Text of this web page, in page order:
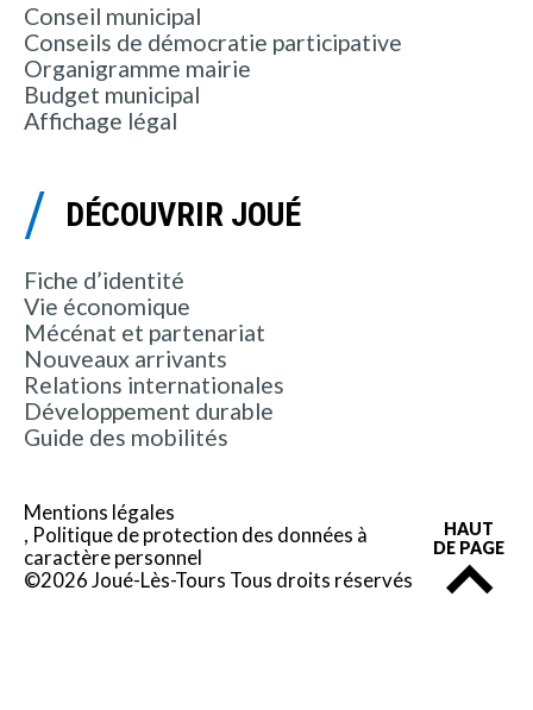
Conseil municipal
Conseils de démocratie participative
Organigramme mairie
Budget municipal
Affichage légal
DÉCOUVRIR JOUÉ
Fiche d’identité
Vie économique
Mécénat et partenariat
Nouveaux arrivants
Relations internationales
Développement durable
Guide des mobilités
Mentions légales
Politique de protection des données à
caractère personnel
©2026 Joué-Lès-Tours Tous droits réservés
HAUT
DE PAGE